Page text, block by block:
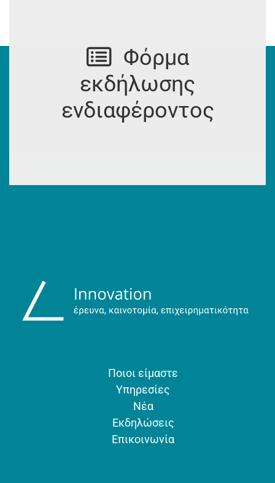
Φόρμα
εκδήλωσης
ενδιαφέροντος
Ποιοι είμαστε
Υπηρεσίες
Νέα
Εκδηλώσεις
Επικοινωνία